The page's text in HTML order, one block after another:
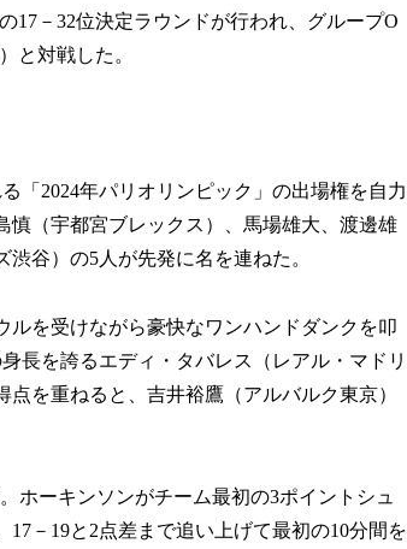
17－32位決定ラウンドが行われ、グループO
と対戦した。
「2024年パリオリンピック」の出場権を自力
（宇都宮ブレックス）、馬場雄大、渡邊雄
谷）の5人が先発に名を連ねた。
を受けながら豪快なワンハンドダンクを叩
長を誇るエディ・タバレス（レアル・マドリ
を重ねると、吉井裕鷹（アルバルク東京）
ホーキンソンがチーム最初の3ポイントシュ
－19と2点差まで追い上げて最初の10分間を